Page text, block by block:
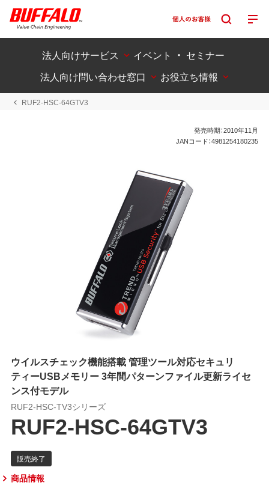
法人向けサービス
イベント ・ セミナー
法人向け問い合わせ窓口
お役立ち情報
RUF2-HSC-64GTV3
発売時期：2010年11月
JANコード：4981254180235
ウイルスチェック機能搭載 管理ツール対応セキュリ
ティーUSBメモリー 3年間パターンファイル更新ライセ
ンス付モデル
RUF2-HSC-TV3シリーズ
RUF2-HSC-64GTV3
商品情報